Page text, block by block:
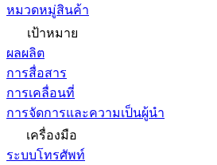
หมวดหมู่สินค้า
เป้าหมาย
ผลผลิต
การสื่อสาร
การเคลื่อนที่
การจัดการและความเป็นผู้นำ
เครื่องมือ
ระบบโทรศัพท์